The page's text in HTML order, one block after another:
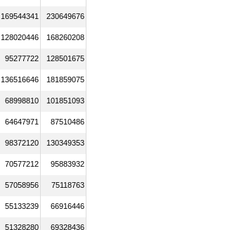
169544341 230649676
128020446 168260208
95277722 128501675
136516646 181859075
68998810 101851093
64647971 87510486
98372120 130349353
70577212 95883932
57058956 75118763
55133239 66916446
51328280 69328436